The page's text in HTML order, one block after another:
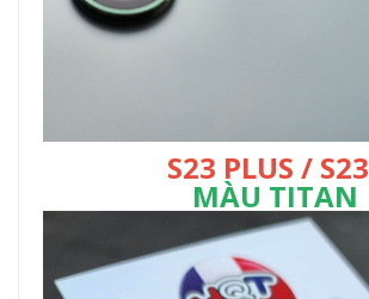
S23 PLUS / S23
MÀU TITAN